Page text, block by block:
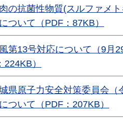
の抗菌性物質(スルファメ
ついて（PDF：87KB）
第13号対応について（9月
224KB）
県原子力安全対策委員会（
ついて（PDF：207KB）